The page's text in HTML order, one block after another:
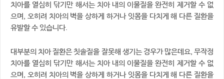
치아를 열심히 닦기만 해서는 치아 내의 이물질을 완전히 제거할 수 없
으며, 오히려 치아의 벽을 상하게 하거나 잇몸을 다치게 해 다른 질환을
유발할 수 있습니다.
대부분의 치아 질환은 칫솔질을 잘못해 생기는 경우가 많은데요, 무작정
치아를 열심히 닦기만 해서는 치아 내의 이물질을 완전히 제거할 수 없
으며, 오히려 치아의 벽을 상하게 하거나 잇몸을 다치게 해 다른 질환을